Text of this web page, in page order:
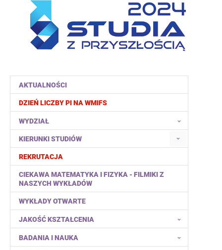
AKTUALNOŚCI
DZIEŃ LICZBY PI NA WMIFS
WYDZIAŁ
KIERUNKI STUDIÓW
REKRUTACJA
CIEKAWA MATEMATYKA I FIZYKA - FILMIKI Z
NASZYCH WYKŁADÓW
WYKŁADY OTWARTE
JAKOŚĆ KSZTAŁCENIA
BADANIA I NAUKA